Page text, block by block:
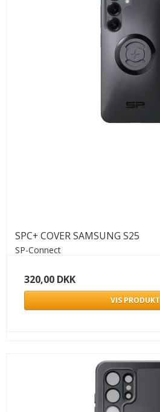
SPC+ COVER SAMSUNG S25
SP-Connect
320,00 DKK
VIS PRODUKT